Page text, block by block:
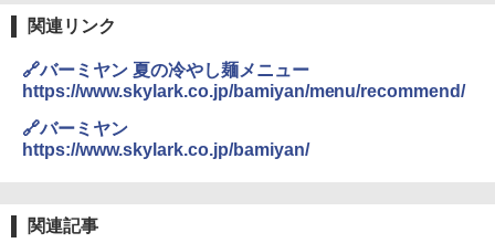
[山善] スチームオーブンレンジ 省エネ
ーム調理 フラットテーブル トースト機
能 自動メニュー33種 簡単お手入れ ブラ
関連リンク
🔗バーミヤン 夏の冷やし麺メニュー
https://www.skylark.co.jp/bamiyan/menu/recommend/
🔗バーミヤン
https://www.skylark.co.jp/bamiyan/
関連記事